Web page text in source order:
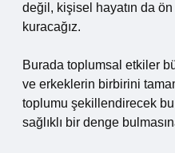
değil, kişisel hayatın da
kuracağız.
Burada toplumsal etkiler
ve erkeklerin birbirini
toplumu şekillendirecek
sağlıklı bir denge